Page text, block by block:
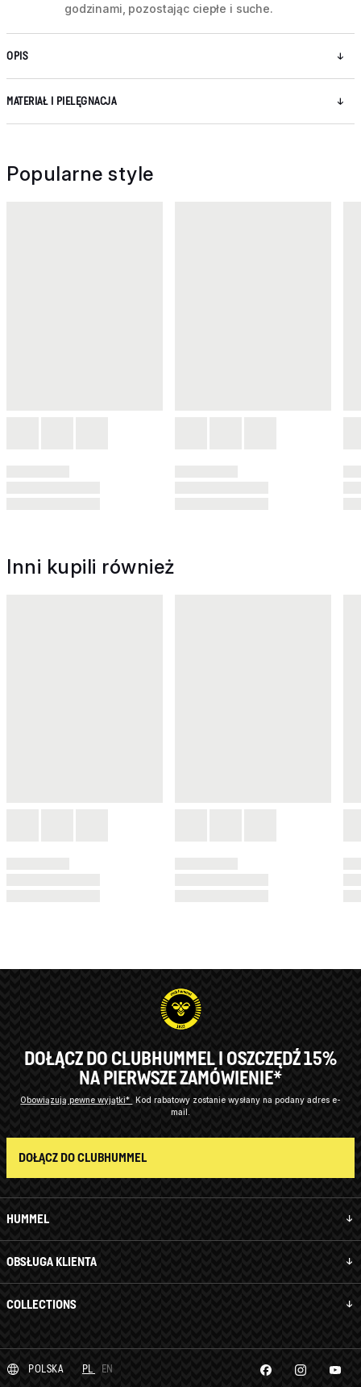
godzinami, pozostając ciepłe i suche.
OPIS
MATERIAŁ I PIELĘGNACJA
Popularne style
Inni kupili również
HUMMEL
OBSŁUGA KLIENTA
COLLECTIONS
DOŁĄCZ DO CLUBHUMMEL I OSZCZĘDŹ 15%
NA PIERWSZE ZAMÓWIENIE*
Obowiązują pewne wyjątki*
Kod rabatowy zostanie wysłany na podany adres e-
mail.
DOŁĄCZ DO CLUBHUMMEL
POLSKA PL EN